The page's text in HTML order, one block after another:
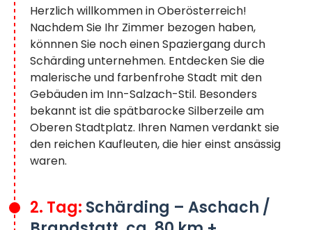
Herzlich willkommen in Oberösterreich!
Nachdem Sie Ihr Zimmer bezogen haben,
könnnen Sie noch einen Spaziergang durch
Schärding unternehmen. Entdecken Sie die
malerische und farbenfrohe Stadt mit den
Gebäuden im Inn-Salzach-Stil. Besonders
bekannt ist die spätbarocke Silberzeile am
Oberen Stadtplatz. Ihren Namen verdankt sie
den reichen Kaufleuten, die hier einst ansässig
waren.
2. Tag: Schärding – Aschach /